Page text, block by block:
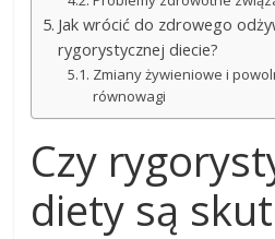
Jak wrócić do zdrowego
rygorystycznej diecie?
Zmiany żywieniowe i
równowagi
Czy
diety są